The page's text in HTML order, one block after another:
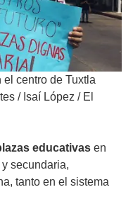
centro de Tuxtla
/ Isaí López / El
educativas en
secundaria,
tanto en el sistema